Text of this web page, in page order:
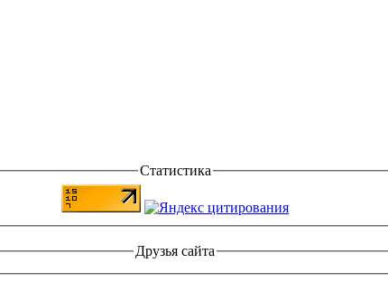
Статистика
Друзья сайта